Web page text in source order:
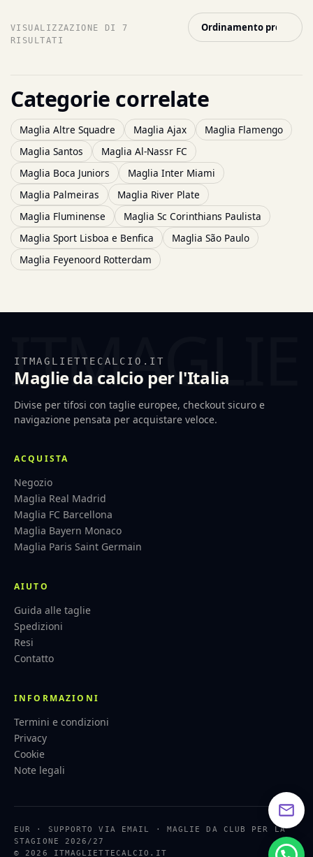
VISUALIZZAZIONE DI 7
RISULTATI
Categorie correlate
Maglia Altre Squadre Maglia Ajax
Maglia Flamengo
Maglia Santos
Maglia Al-Nassr FC
Maglia Boca Juniors
Maglia Inter Miami
Maglia Palmeiras
Maglia River Plate
Maglia Fluminense
Maglia Sc Corinthians Paulista
Maglia Sport Lisboa e Benfica
Maglia São Paulo
Maglia Feyenoord Rotterdam
ITMAGLIETTECALCIO.IT
Maglie da calcio per l'Italia
Divise per tifosi con taglie europee, checkout sicuro e
navigazione pensata per acquistare veloce.
ACQUISTA
Negozio
Maglia Real Madrid
Maglia FC Barcellona
Maglia Bayern Monaco
Maglia Paris Saint Germain
AIUTO
Guida alle taglie
Spedizioni
Resi
Contatto
INFORMAZIONI
Termini e condizioni
Privacy
Cookie
Note legali
EUR · SUPPORTO VIA EMAIL · MAGLIE DA CLUB PER LA
STAGIONE 2026/27
© 2026 ITMAGLIETTECALCIO.IT